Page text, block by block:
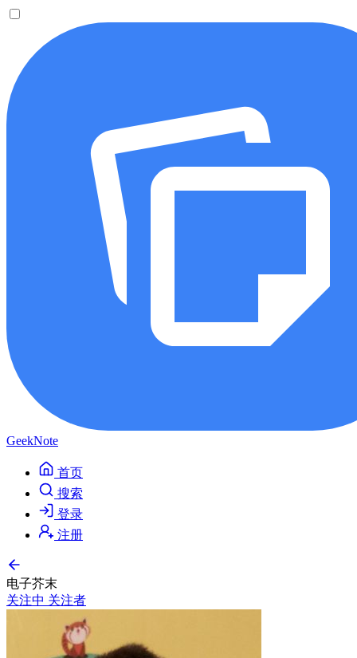
GeekNote
首页
搜索
登录
注册
电子芥末
关注中 关注者